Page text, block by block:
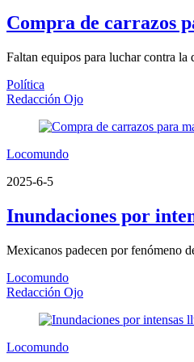
Compra de carrazos
Faltan equipos para luchar contra la
Política
Redacción Ojo
Locomundo
2025-6-5
Inundaciones por
Mexicanos padecen por fenómeno
Locomundo
Redacción Ojo
Locomundo